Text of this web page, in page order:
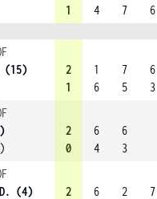
1
4
7
6
(15)
2
1
1
6
7
5
6
3
2
0
6
4
6
3
(4)
2
6
2
7